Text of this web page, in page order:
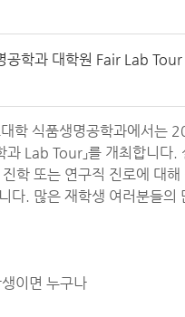
공학과 대학원 Fair Lab
학 식품생명공학과에서는
과 Lab Tour」를 개최합니다.
학 또는 연구직 진로에 대
다. 많은 재학생 여러분들의
이면 누구나